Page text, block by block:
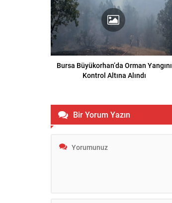
Bursa Büyükorhan’da Orman Yangını
Kontrol Altına Alındı
Bir Yorum Yazın